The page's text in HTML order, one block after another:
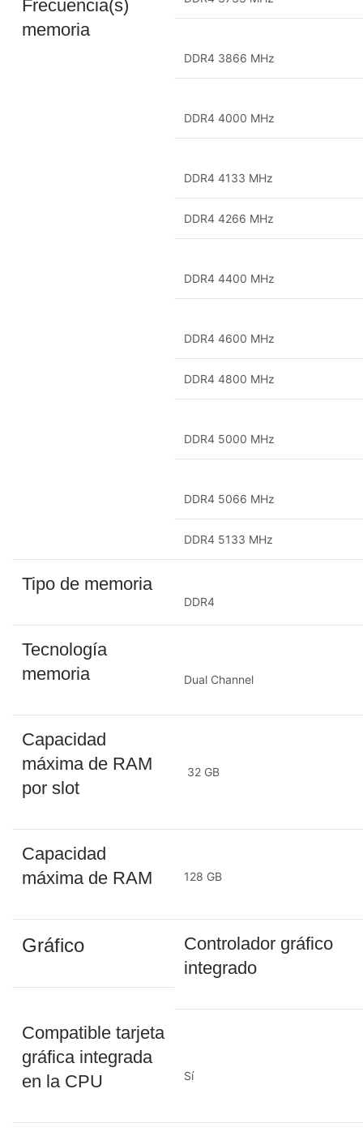
Frecuencia(s)
memoria
DDR4 3866 MHz
DDR4 4000 MHz
DDR4 4133 MHz
DDR4 4266 MHz
DDR4 4400 MHz
DDR4 4600 MHz
DDR4 4800 MHz
DDR4 5000 MHz
DDR4 5066 MHz
DDR4 5133 MHz
Tipo de memoria
DDR4
Tecnología
memoria
Dual Channel
Capacidad
máxima de RAM
por slot
32 GB
Capacidad
máxima de RAM
128 GB
Gráfico
Controlador gráfico
integrado
Compatible tarjeta
gráfica integrada
en la CPU
Sí